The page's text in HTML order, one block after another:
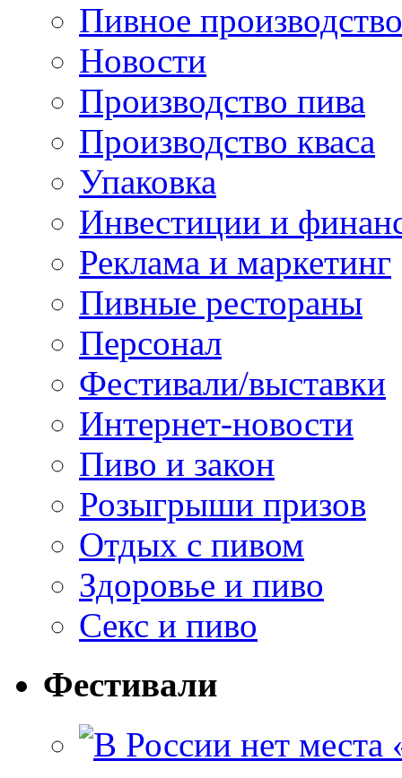
Пивное производство
Новости
Производство пива
Производство кваса
Упаковка
Инвестиции и
Реклама и маркетинг
Пивные рестораны
Персонал
Фестивали/выставки
Интернет-новости
Пиво и закон
Розыгрыши призов
Отдых с пивом
Здоровье и пиво
Секс и пиво
Фестивали